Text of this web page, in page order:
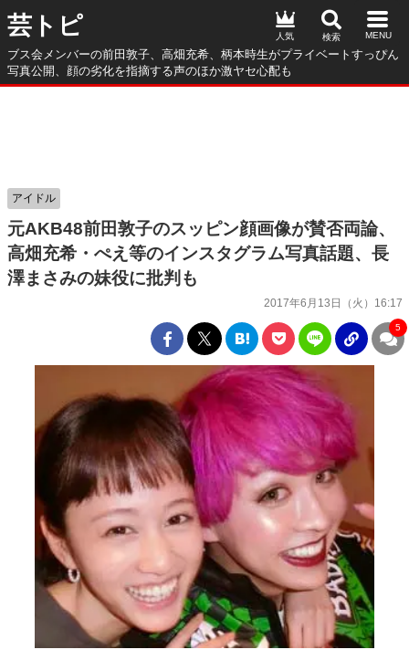
芸トピ
ブス会メンバーの前田敦子、高畑充希、柄本時生がプライベートすっぴん
写真公開、顔の劣化を指摘する声のほか激ヤセ心配も
人気
元AKB48前田敦子のスッピン顔画像が賛否両論、
高畑充希・ぺえ等のインスタグラム写真話題、長
澤まさみの妹役に批判も
2017年6月13日（火）16:17
アイドル
5